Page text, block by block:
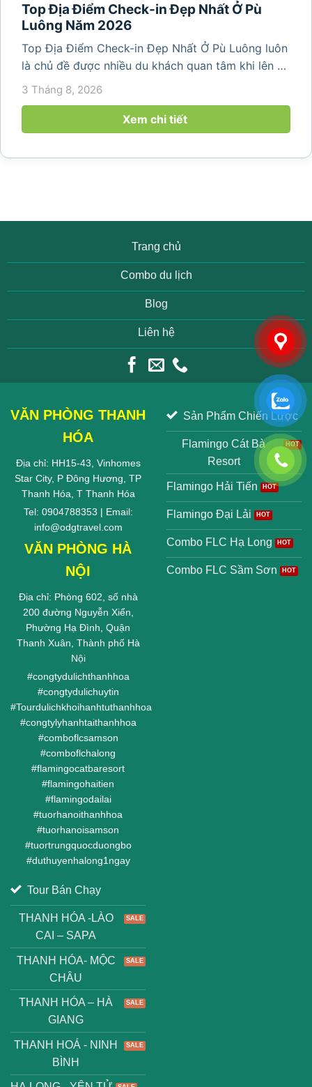
Top Địa Điểm Check-in Đẹp Nhất Ở Pù
Luông Năm 2026
Top Địa Điểm Check-in Đẹp Nhất Ở Pù Luông luôn
là chủ đề được nhiều du khách quan tâm khi lên kế
hoạch khám phá vùng đất thiên nhiên nổi tiếng
làng yên bình, thác...
3 Tháng 8, 2026
Xem chi tiết
Trang chủ
Combo du lịch
Blog
Liên hệ
VĂN PHÒNG THANH
HÓA
Địa chỉ: HH15-43, Vinhomes
Star City, P Đông Hương, TP
Thanh Hóa, T Thanh Hóa
Tel: 0904788353 | Email:
info@odgtravel.com
VĂN PHÒNG HÀ
NỘI
Địa chỉ: Phòng 602, số nhà
200 đường Nguyễn Xiển,
Phường Hạ Đình, Quận
Thanh Xuân, Thành phố Hà
Nội
#congtydulichthanhhoa
#congtydulichuytin
#Tourdulichkhoihanhtuthanhhoa
#congtylyhanhtaithanhhoa
#comboflcsamson
#comboflchalong
#flamingocatbaresort
#flamingohaitien
#flamingodailai
#tuorhanoithanhhoa
#tuorhanoisamson
#tuortrungquocduongbo
#duthuyenhalong1ngay
Sản Phẩm Chiến Lược
Flamingo Cát Bà
Resort
Flamingo Hải Tiến
Flamingo Đại Lải
Combo FLC Hạ Long
Combo FLC Sầm Sơn
Tour Bán Chạy
THANH HÓA -LÀO
CAI – SAPA
THANH HÓA- MỘC
CHÂU
THANH HÓA – HÀ
GIANG
THANH HOÁ - NINH
BÌNH